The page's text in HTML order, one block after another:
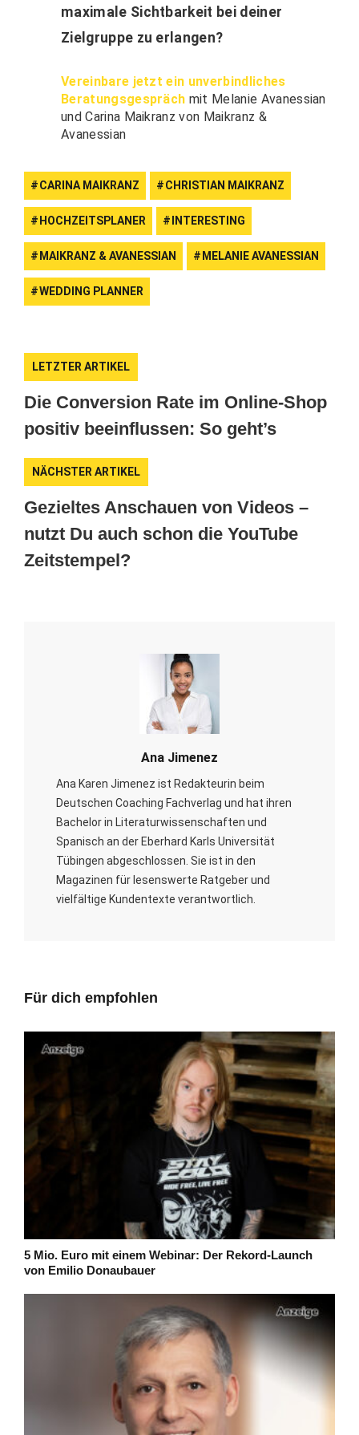
maximale Sichtbarkeit bei deiner
Zielgruppe zu erlangen?
Vereinbare jetzt ein unverbindliches
Beratungsgespräch mit Melanie Avanessian
und Carina Maikranz von Maikranz &
Avanessian
CARINA MAIKRANZ CHRISTIAN MAIKRANZ
HOCHZEITSPLANER INTERESTING
MAIKRANZ & AVANESSIAN MELANIE AVANESSIAN
WEDDING PLANNER
LETZTER ARTIKEL
Die Conversion Rate im Online-Shop
positiv beeinflussen: So geht’s
NÄCHSTER ARTIKEL
Gezieltes Anschauen von Videos –
nutzt Du auch schon die YouTube
Zeitstempel?
Ana Jimenez
Ana Karen Jimenez ist Redakteurin beim
Deutschen Coaching Fachverlag und hat ihren
Bachelor in Literaturwissenschaften und
Spanisch an der Eberhard Karls Universität
Tübingen abgeschlossen. Sie ist in den
Magazinen für lesenswerte Ratgeber und
vielfältige Kundentexte verantwortlich.
Für dich empfohlen
5 Mio. Euro mit einem Webinar: Der Rekord-Launch
von Emilio Donaubauer